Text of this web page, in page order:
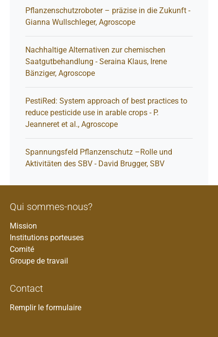
Pflanzenschutzroboter – präzise in die Zukunft -
Gianna Wullschleger, Agroscope
Nachhaltige Alternativen zur chemischen
Saatgutbehandlung - Seraina Klaus, Irene
Bänziger, Agroscope
PestiRed: System approach of best practices to
reduce pesticide use in arable crops - P.
Jeanneret et al., Agroscope
Spannungsfeld Pflanzenschutz –Rolle und
Aktivitäten des SBV - David Brugger, SBV
Qui sommes-nous?
Mission
Institutions porteuses
Comité
Groupe de travail
Contact
Remplir le formulaire